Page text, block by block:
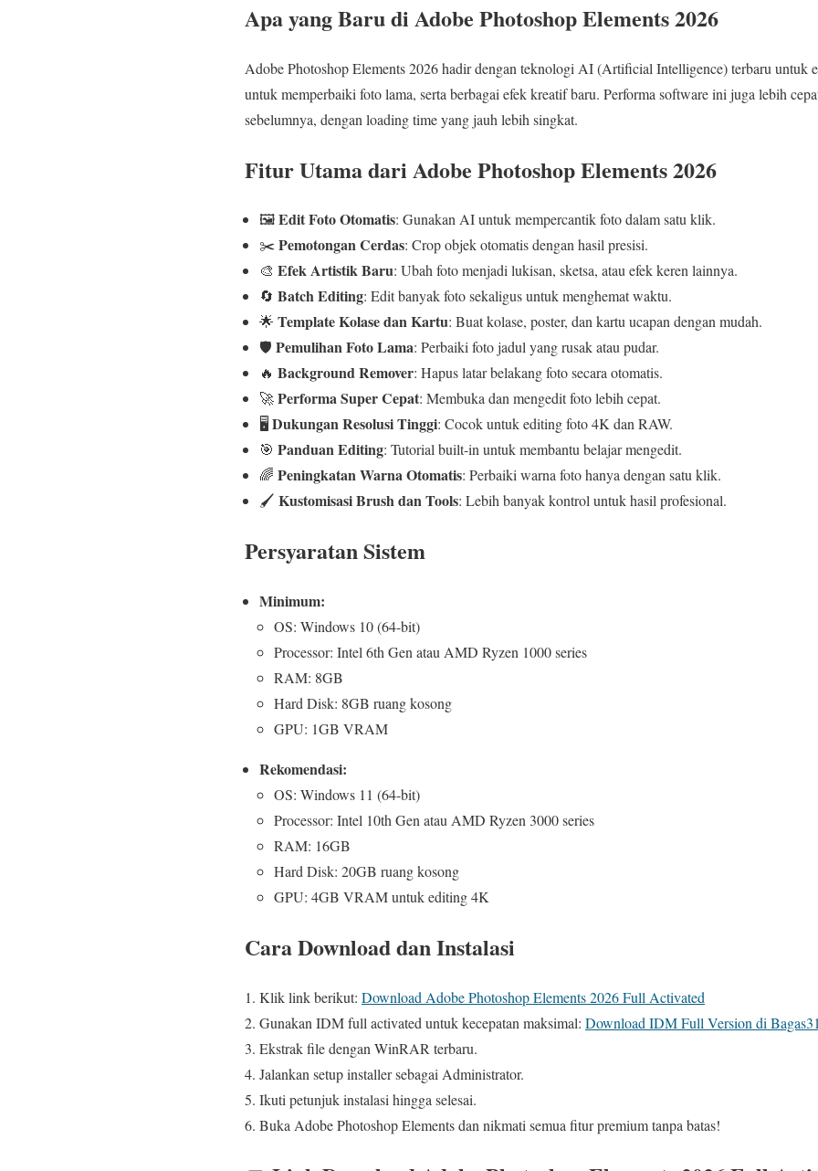
Apa yang Baru di Adobe Photoshop Elements 2026
Adobe Photoshop Elements 2026 hadir dengan teknologi AI (Artificial Intelligence) terbaru untuk
untuk memperbaiki foto lama, serta berbagai efek kreatif baru. Performa software ini juga lebih
sebelumnya, dengan loading time yang jauh lebih singkat.
Fitur Utama dari Adobe Photoshop Elements 2026
🖼️Edit Foto Otomatis: Gunakan AI untuk mempercantik foto dalam satu klik.
✂️Pemotongan Cerdas: Crop objek otomatis dengan hasil presisi.
🎨 Efek Artistik Baru: Ubah foto menjadi lukisan, sketsa, atau efek keren lainnya.
🔄 Batch Editing: Edit banyak foto sekaligus untuk menghemat waktu.
🌟 Template Kolase dan Kartu: Buat kolase, poster, dan kartu ucapan dengan mudah.
🛡️ Pemulihan Foto Lama: Perbaiki foto jadul yang rusak atau pudar.
🔥 Background Remover: Hapus latar belakang foto secara otomatis.
🚀Performa Super Cepat: Membuka dan mengedit foto lebih cepat.
🖥️ Dukungan Resolusi Tinggi: Cocok untuk editing foto 4K dan RAW.
🎯 Panduan Editing: Tutorial built-in untuk membantu belajar mengedit.
🌈 Peningkatan Warna Otomatis: Perbaiki warna foto hanya dengan satu klik.
🖌️ Kustomisasi Brush dan Tools: Lebih banyak kontrol untuk hasil profesional.
Persyaratan Sistem
Minimum:
OS: Windows 10 (64-bit)
Processor: Intel 6th Gen atau AMD Ryzen 1000 series
RAM: 8GB
Hard Disk: 8GB ruang kosong
GPU: 1GB VRAM
Rekomendasi:
OS: Windows 11 (64-bit)
Processor: Intel 10th Gen atau AMD Ryzen 3000 series
RAM: 16GB
Hard Disk: 20GB ruang kosong
GPU: 4GB VRAM untuk editing 4K
Cara Download dan Instalasi
Klik link berikut: Download Adobe Photoshop Elements 2026 Full Activated
Gunakan IDM full activated untuk kecepatan maksimal: Download IDM Full Version di Bagas31
Ekstrak file dengan WinRAR terbaru.
Jalankan setup installer sebagai Administrator.
Ikuti petunjuk instalasi hingga selesai.
Buka Adobe Photoshop Elements dan nikmati semua fitur premium tanpa batas!